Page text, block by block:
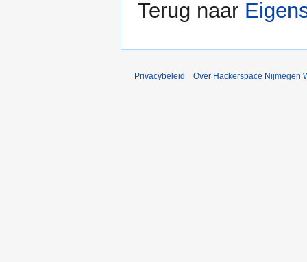
Terug naar
Privacybeleid Over Hackerspace Nijmegen